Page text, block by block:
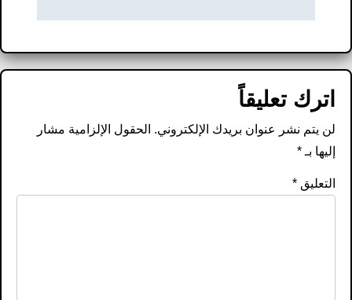
اترك تعليقاً
لن يتم نشر عنوان بريدك الإلكتروني. الحقول الإلزامية مشار
إليها بـ*
التعليق*